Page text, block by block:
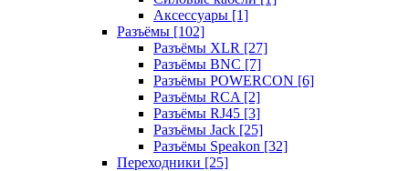
Аксессуары [1]
Разъёмы [102]
Разъёмы XLR [27]
Разъёмы BNC [7]
Разъёмы POWERCON [6]
Разъёмы RCA [2]
Разъёмы RJ45 [3]
Разъёмы Jack [25]
Разъёмы Speakon [32]
Переходники [25]